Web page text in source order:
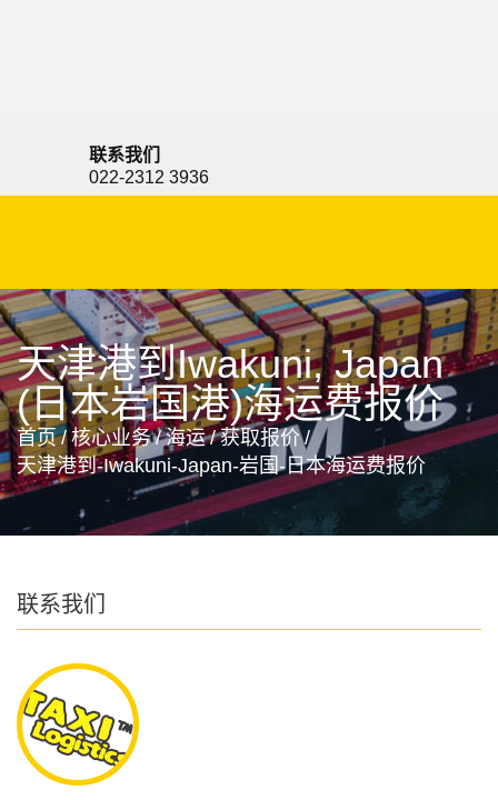
联系我们
022-2312 3936
天津港到Iwakuni, Japan
(日本岩国港)海运费报价
首页 / 核心业务 / 海运 / 获取报价 /
天津港到-Iwakuni-Japan-岩国-日本海运费报价
联系我们